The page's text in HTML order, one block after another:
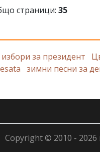
страници: 35
избори за президент
зимни песни за
Copyright © 2010 - 2026